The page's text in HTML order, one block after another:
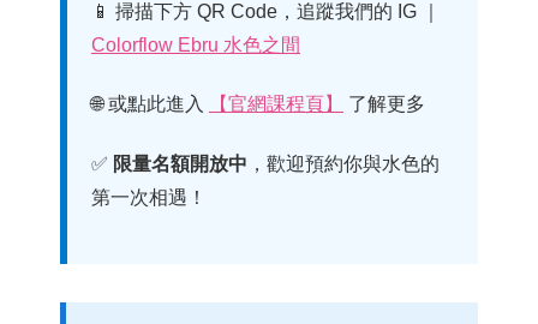
📱 掃描下方 QR Code，追蹤我們的 IG ｜
Colorflow Ebru 水色之間
🌐 或點此進入 【官網課程頁】 了解更多
✅ 限量名額開放中 ，歡迎預約你與水色的
第一次相遇！